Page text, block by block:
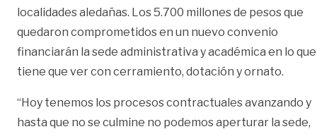
localidades aledañas. Los 5.700 millones de pesos que
quedaron comprometidos en un nuevo convenio
financiarán la sede administrativa y académica en lo que
tiene que ver con cerramiento, dotación y ornato.
“Hoy tenemos los procesos contractuales avanzando y
hasta que no se culmine no podemos aperturar la sede,